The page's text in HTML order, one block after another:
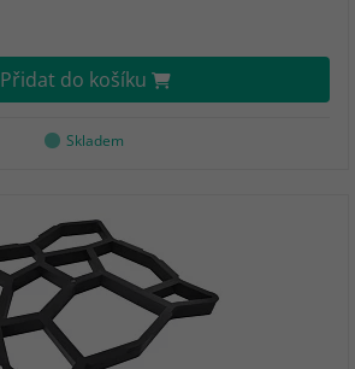
Přidat do košíku
Skladem